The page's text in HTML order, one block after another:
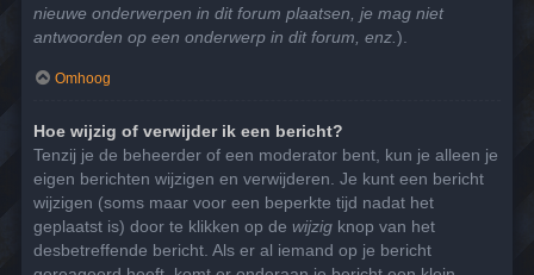
nieuwe onderwerpen in dit forum plaatsen, je mag niet
antwoorden op een onderwerp in dit forum, enz. ).
Omhoog
Hoe wijzig of verwijder ik een bericht?
Tenzij je de beheerder of een moderator bent, kun je alleen je
eigen berichten wijzigen en verwijderen. Je kunt een bericht
wijzigen (soms maar voor een beperkte tijd nadat het
geplaatst is) door te klikken op de wijzig knop van het
desbetreffende bericht. Als er al iemand op je bericht